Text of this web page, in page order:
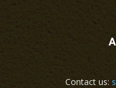
Contact us: